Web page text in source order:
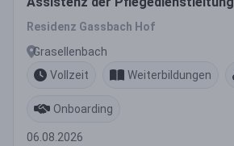
Residenz Gassbach Hof
Grasellenbach
Vollzeit
Weiterbildungen
Onboarding
06.08.2026